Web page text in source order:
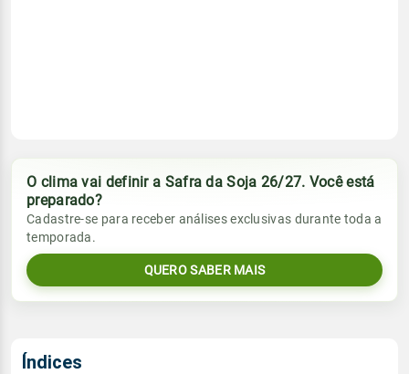
O clima vai definir a Safra da Soja 26/27. Você está
preparado?
Cadastre-se para receber análises exclusivas durante toda a
temporada.
QUERO SABER MAIS
Índices